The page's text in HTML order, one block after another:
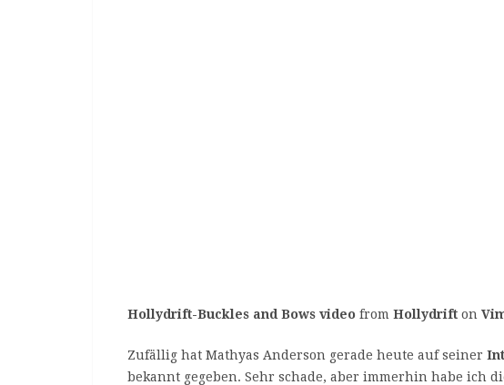
Hollydrift-Buckles and Bows videofrom Hollydrifton
Zufällig hat Mathyas Anderson gerade heute auf seiner
bekannt gegeben. Sehr schade, aber immerhin habe ich